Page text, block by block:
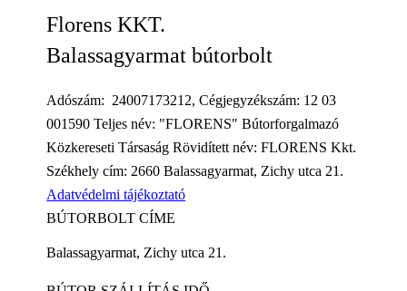
Florens KKT.
Balassagyarmat bútorbolt
Adószám: 24007173212, Cégjegyzékszám: 12 03
001590 Teljes név: "FLORENS" Bútorforgalmazó
Közkereseti Társaság Rövidített név: FLORENS Kkt.
Székhely cím: 2660 Balassagyarmat, Zichy utca 21.
Adatvédelmi tájékoztató
BÚTORBOLT CÍME
Balassagyarmat, Zichy utca 21.